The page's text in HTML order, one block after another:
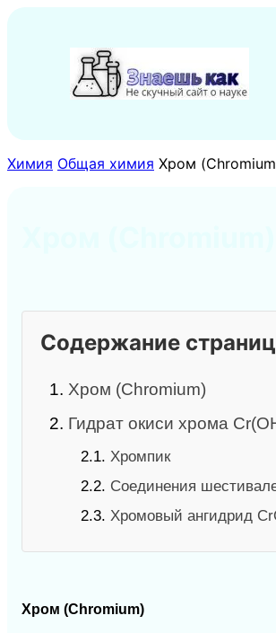
содержимому
Химия Общая химия Хром
Содержание
1. Хром (Chromium)
2. Гидрат окиси хрома
2.1. Хромпик
2.2. Соединения
2.3. Хромовый ангидрид
Хром (Chromium)